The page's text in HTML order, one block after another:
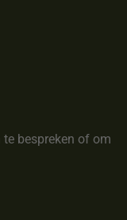
bespreken of om